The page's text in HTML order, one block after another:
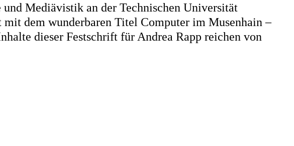
Mediävistik an der Technischen Universität
dem wunderbaren Titel Computer im Musenhain –
dieser Festschrift für Andrea Rapp reichen von